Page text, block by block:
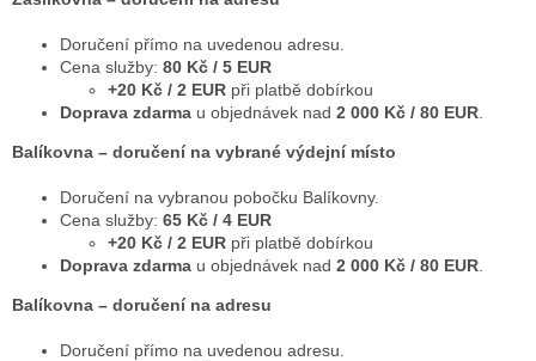
Doručení přímo na uvedenou adresu.
Cena služby: 80 Kč / 5 EUR
+20 Kč / 2 EUR při platbě dobírkou
Doprava zdarma u objednávek nad 2 000 Kč / 80 EUR
Balíkovna – doručení na vybrané výdejní místo
Doručení na vybranou pobočku Balíkovny.
Cena služby: 65 Kč / 4 EUR
+20 Kč / 2 EUR při platbě dobírkou
Doprava zdarma u objednávek nad 2 000 Kč / 80 EUR
Balíkovna – doručení na adresu
Doručení přímo na uvedenou adresu.